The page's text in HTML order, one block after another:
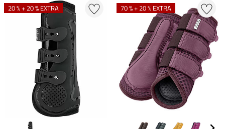
20 % + 20 % EXTRA 70 % + 20 % EXTRA